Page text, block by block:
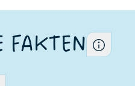
FAKTEN
toleranter